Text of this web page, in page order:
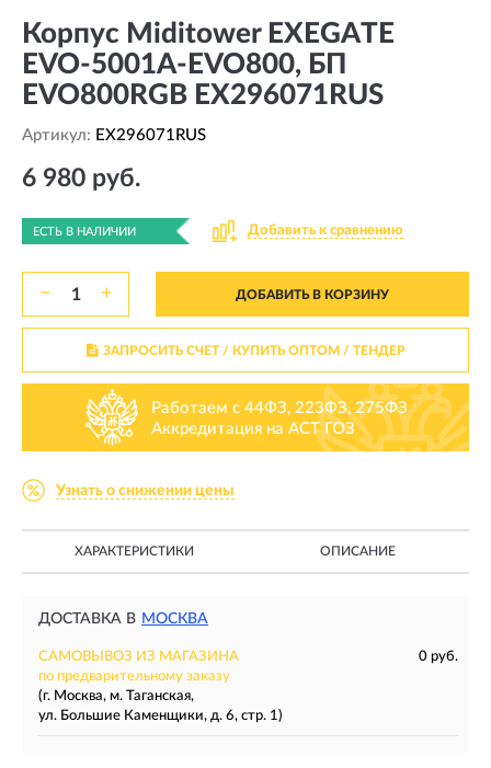
Корпус Miditower EXEGATE
EVO-5001A-EVO800, БП
EVO800RGB EX296071RUS
Артикул: EX296071RUS
6 980 руб.
ЕСТЬ В НАЛИЧИИ Добавить к сравнению
− + ДОБАВИТЬ В КОРЗИНУ
ЗАПРОСИТЬ СЧЕТ / КУПИТЬ ОПТОМ/ ТЕНДЕР
Работаем с 44ФЗ, 223ФЗ, 275ФЗ
Аккредитация на АСТ ГОЗ
Узнать о снижении цены
ХАРАКТЕРИСТИКИ ОПИСАНИЕ
ДОСТАВКА В МОСКВА
САМОВЫВОЗ ИЗ МАГАЗИНА
0 руб.
по предварительному заказу
(г. Москва, м. Таганская,
ул. Большие Каменщики, д. 6, стр. 1)